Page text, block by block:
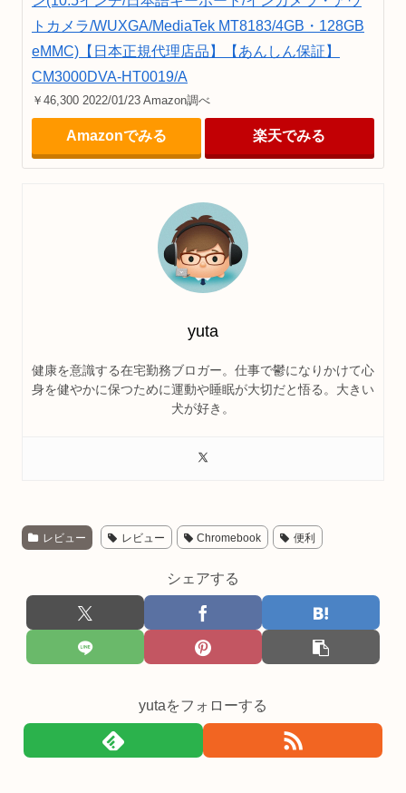
トカメラ/WUXGA/MediaTek MT8183/4GB・128GB
eMMC)【日本正規代理店品】【あんしん保証】
CM3000DVA-HT0019/A
￥46,300 2022/01/23 Amazon調べ
Amazonでみる 楽天でみる
yuta
健康を意識する在宅勤務ブロガー。仕事で鬱になりかけて心
身を健やかに保つために運動や睡眠が大切だと悟る。大きい
犬が好き。
レビュー レビュー Chromebook 便利
シェアする
yutaをフォローする